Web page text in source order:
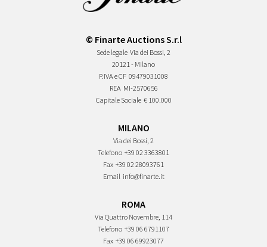
© Finarte Auctions S.r.l
Sede legale Via dei Bossi, 2
20121 - Milano
P.IVA e CF 09479031008
REA MI-2570656
Capitale Sociale € 100.000
MILANO
Via dei Bossi, 2
Telefono +39 02 3363801
Fax +39 02 28093761
Email info@finarte.it
ROMA
Via Quattro Novembre, 114
Telefono +39 06 6791107
Fax +39 06 69923077